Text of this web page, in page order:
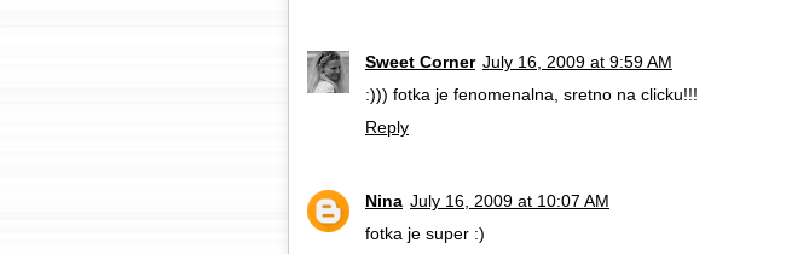
Sweet Corner July 16, 2009 at 9:59 AM
:))) fotka je fenomenalna, sretno na clicku!!!
Reply
Nina July 16, 2009 at 10:07 AM
fotka je super :)